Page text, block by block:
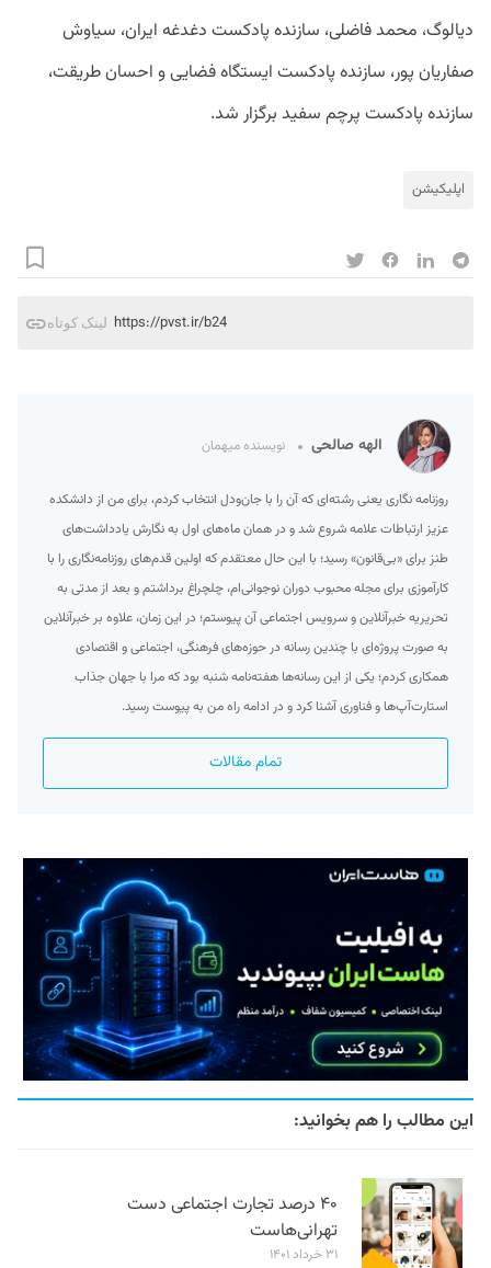
دیالوگ، محمد فاضلی، سازنده پادکست دغدغه ایران، سیاوش
صفاریان پور، سازنده پادکست ایستگاه فضایی و احسان طریقت،
سازنده پادکست پرچم سفید برگزار شد.
اپلیکیشن
لینک کوتاه https://pvst.ir/b24
الهه صالحی نویسنده میهمان
روزنامه نگاری یعنی رشته‌ای که آن را با جان‌ودل انتخاب کردم، برای من از دانشکده
عزیز ارتباطات علامه شروع شد و در همان ماه‌های اول به نگارش یادداشت‌های
طنز برای «بی‌قانون» رسید؛ با این حال معتقدم که اولین قدم‌های روزنامه‌نگاری را با
کارآموزی برای مجله محبوب دوران نوجوانی‌ام، چلچراغ برداشتم و بعد از مدتی به
تحریریه خبرآنلاین و سرویس اجتماعی آن پیوستم؛ در این زمان، علاوه بر خبرآنلاین
به صورت پروژه‌ای با چندین رسانه در حوزه‌های فرهنگی، اجتماعی و اقتصادی
همکاری کردم؛ یکی از این رسانه‌ها هفته‌نامه شنبه بود که مرا با جهان جذاب
استارت‌آپ‌ها و فناوری آشنا کرد و در ادامه راه من به پیوست رسید.
تمام مقالات
این مطالب را هم بخوانید:
۴۰ درصد تجارت اجتماعی دست
تهرانی‌هاست
۳۱ خرداد ۱۴۰۱